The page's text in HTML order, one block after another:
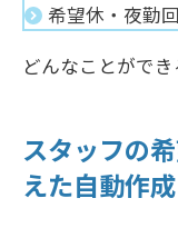
希望休・夜勤
どんなことがで
スタッフの
えた自動作成